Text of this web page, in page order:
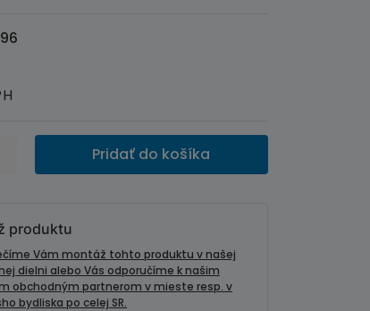
Pridať do košíka
produktu
Vám montáž tohto produktu v našej
dielni alebo Vás odporučíme k našim
obchodným partnerom v mieste resp. v
bydliska po celej SR.